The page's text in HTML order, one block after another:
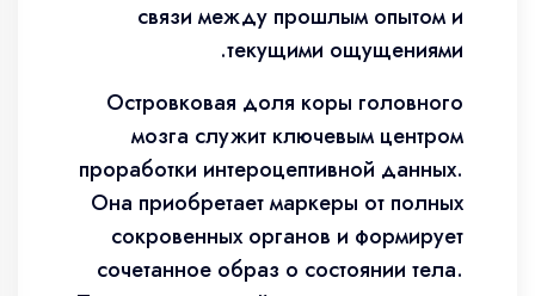
связи между прошлым опытом и
текущими ощущениями.
Островковая доля коры головного
мозга служит ключевым центром
проработки интероцептивной данных.
Она приобретает маркеры от полных
сокровенных органов и формирует
сочетанное образ о состоянии тела.